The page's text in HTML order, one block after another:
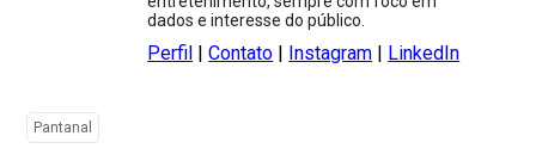
dados e interesse do público.
Perfil |Contato | Instagram | LinkedIn
Pantanal